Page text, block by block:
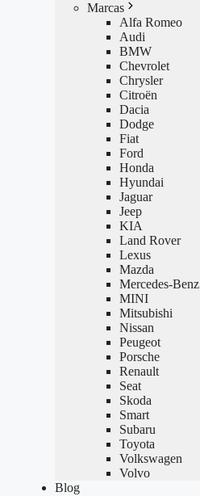
Marcas
Alfa Romeo
Audi
BMW
Chevrolet
Chrysler
Citroën
Dacia
Dodge
Fiat
Ford
Honda
Hyundai
Jaguar
Jeep
KIA
Land Rover
Lexus
Mazda
Mercedes-Benz
MINI
Mitsubishi
Nissan
Peugeot
Porsche
Renault
Seat
Skoda
Smart
Subaru
Toyota
Volkswagen
Volvo
Blog